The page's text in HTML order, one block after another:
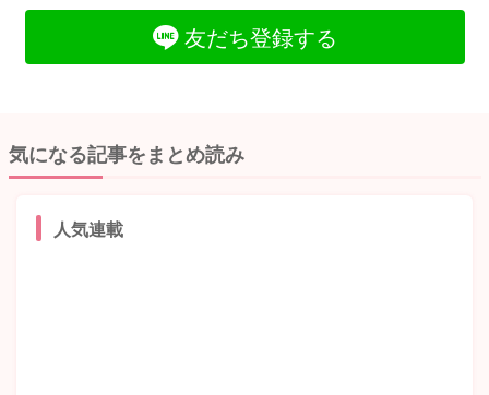
友だち登録する
気になる記事をまとめ読み
人気連載